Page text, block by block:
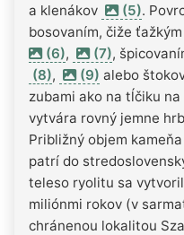
a klenákov
(5).
bosovaním, čiže
(6), (7),
(8), (9) alebo
zubami ako na tĺčiku
vytvára rovný jemne
Približný objem
patrí do
teleso ryolitu sa
miliónmi rokov (v
chránenou lokalitou